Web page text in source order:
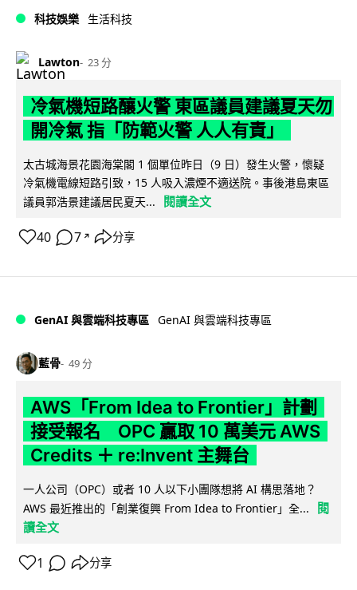
科技娛樂 生活科技
Lawton 23 分
冷氣機短路釀火警 東區議員建議夏天勿
開冷氣 指「防範火警 人人有責」
太古城海景花園海棠閣 1 個單位昨日（9 日）發生火警，懷疑
冷氣機電線短路引致，15 人吸入濃煙不適送院。事後港島東區
議員郭浩景建議居民夏天...
閱讀全文
40 7 ↗ 分享
GenAI 與雲端科技專區 GenAI 與雲端科技專區
藍骨 49 分
AWS「From Idea to Frontier」計劃
接受報名 OPC 贏取 10 萬美元 AWS
Credits ＋ re:Invent 主舞台
一人公司（OPC）或者 10 人以下小團隊想將 AI 構思落地？
AWS 最近推出的「創業復興 From Idea to Frontier」全...
閱
讀全文
1 分享